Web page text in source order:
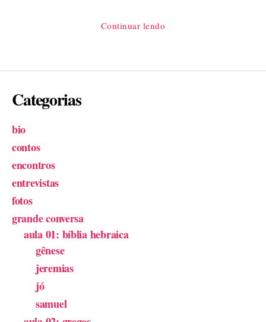
Continuar lendo
Categorias
bio
contos
encontros
entrevistas
fotos
grande conversa
aula 01: bíblia hebraica
gênese
jeremias
jó
samuel